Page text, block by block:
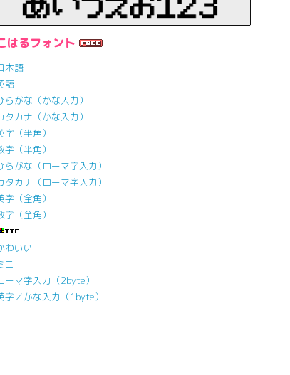
はるフォント
本語
語
らがな（かな入力）
タカナ（かな入力）
字（半角）
字（半角）
らがな（ローマ字入力）
タカナ（ローマ字入力）
字（全角）
字（全角）
わいい
ニ
ーマ字入力（2byte）
字／かな入力（1byte）